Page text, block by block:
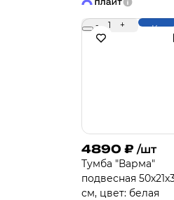
- 1 +
4890 ₽ /шт
Тумба "Варма"
подвесная
см, цвет: белая